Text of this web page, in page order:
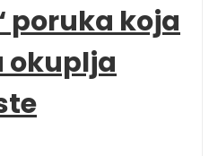
poruka koja
okuplja